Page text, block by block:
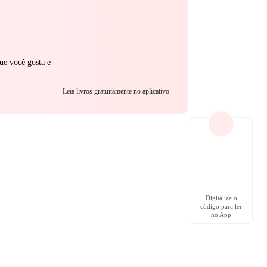
você gosta e
Leia livros gratuitamente no aplicativo
Digitalize o
código para ler
no App